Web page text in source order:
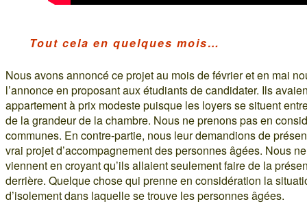
Tout cela en quelques mois…
Nous avons annoncé ce projet au mois de février et en mai
l’annonce en proposant aux étudiants de candidater. Ils
appartement à prix modeste puisque les loyers se situent
de la grandeur de la chambre. Nous ne prenons pas en
communes. En contre-partie, nous leur demandions de
vrai projet d’accompagnement des personnes âgées. Nous
viennent en croyant qu’ils allaient seulement faire de la
derrière. Quelque chose qui prenne en considération la
d’isolement dans laquelle se trouve les personnes âgées.